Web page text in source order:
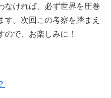
なければ、必ず世界を圧巻
す。次回この考察を踏まえ
ので、お楽しみに！